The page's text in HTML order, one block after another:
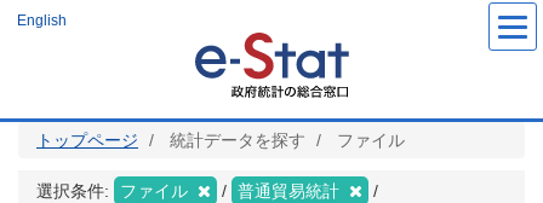
ツ
English
トップページ 統計データを探す ファイル
選択条件: ファイル 普通貿易統計